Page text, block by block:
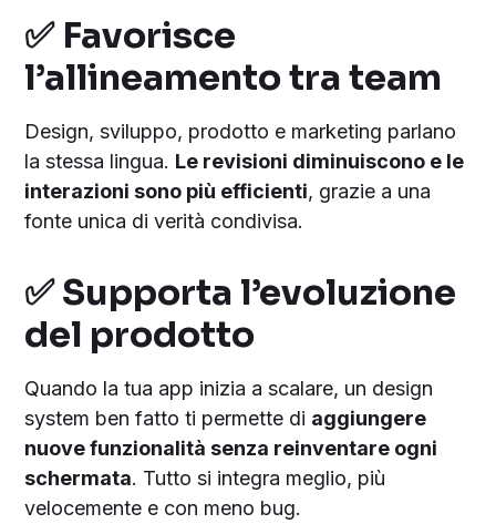
✅ Favorisce
l’allineamento tra team
Design, sviluppo, prodotto e marketing parlano
la stessa lingua. Le revisioni diminuiscono e le
interazioni sono più efficienti, grazie a una
fonte unica di verità condivisa.
✅ Supporta l’evoluzione
del prodotto
Quando la tua app inizia a scalare, un design
system ben fatto ti permette di aggiungere
nuove funzionalità senza reinventare ogni
schermata. Tutto si integra meglio, più
velocemente e con meno bug.